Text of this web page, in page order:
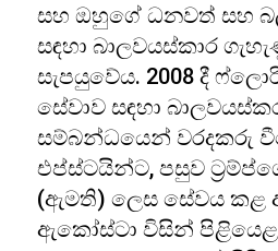
සහ ඔහුගේ ධනවත් සහ
සඳහා බාලවයස්කාර
සැපයුවේය. 2008 දී
සේවාව සඳහා
සම්බන්ධයෙන් වරදකරු
එප්ස්ටයින්ට, පසුව
(ඇමති) ලෙස සේවය කළ
ඇකෝස්ටා විසින් පිළියෙළ